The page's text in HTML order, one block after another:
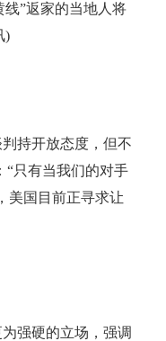
线”返家的当地人将
)
持开放态度，但不
“只有当我们的对手
美国目前正寻求让
强硬的立场，强调